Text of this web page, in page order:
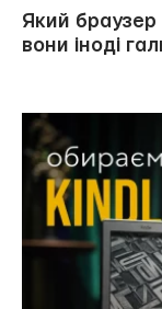
Який
вони іноді